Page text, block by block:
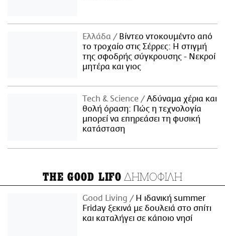
Ελλάδα
Βίντεο ντοκουμέντο από
το τροχαίο στις Σέρρες: Η στιγμή
της σφοδρής σύγκρουσης - Νεκροί
μητέρα και γιος
Τech & Science
Αδύναμα χέρια και
θολή όραση: Πώς η τεχνολογία
μπορεί να επηρεάσει τη φυσική
κατάσταση
THE GOOD LIFO ΔΗΜΟΦΙΛΗ
Good Living
Η ιδανική summer
Friday ξεκινά με δουλειά στο σπίτι
και καταλήγει σε κάποιο νησί